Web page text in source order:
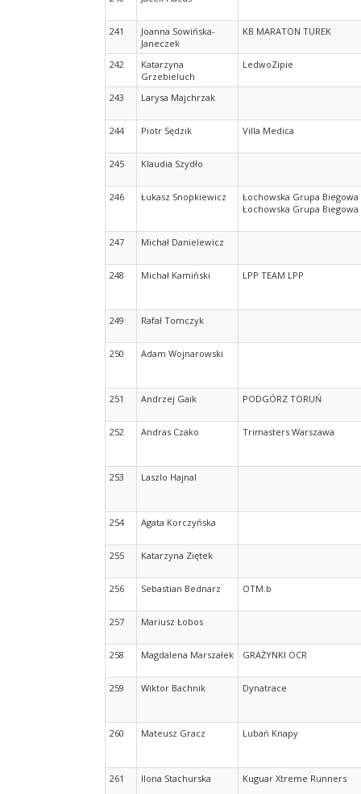
241
Joanna Sowińska-
Janeczek
KB MARATON TUREK
242
Katarzyna
Grzebieluch
LedwoZipie
243 Larysa Majchrzak
244 Piotr Sędzik Villa Medica
245 Klaudia Szydło
246 Łukasz Snopkiewicz
Łochowska Grupa Biegowa
Łochowska Grupa Biegowa
247 Michał Danielewicz
248 Michał Kamiński LPP TEAM LPP
249 Rafał Tomczyk
250 Adam Wojnarowski
251 Andrzej Gaik PODGÓRZ TORUŃ
252 Andras Czako Trimasters Warszawa
253 Laszlo Hajnal
254 Agata Korczyńska
255 Katarzyna Ziętek
256 Sebastian Bednarz OTM.b
257 Mariusz Łobos
258 Magdalena Marszałek GRAŻYNKI OCR
259 Wiktor Bachnik Dynatrace
260 Mateusz Gracz Lubań Knapy
261 Ilona Stachurska Kuguar Xtreme Runners